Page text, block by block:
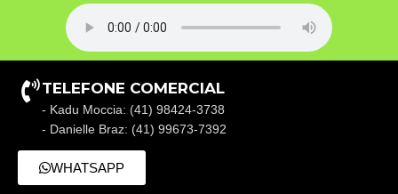
TELEFONE COMERCIAL
- Kadu Moccia: (41) 98424-3738
- Danielle Braz: (41) 99673-7392
WHATSAPP